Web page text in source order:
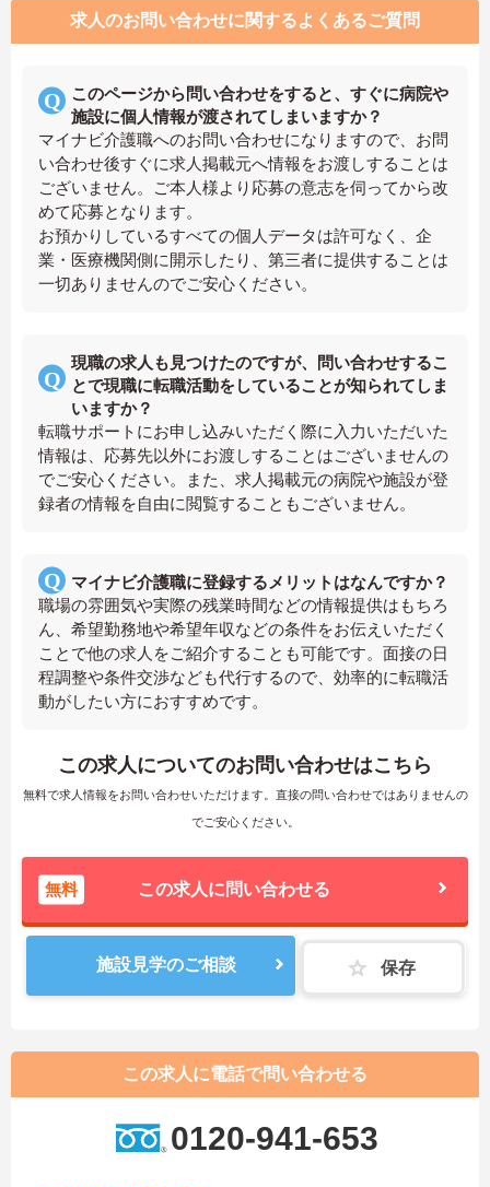
求人のお問い合わせに関するよくあるご質問
このページから問い合わせをすると、すぐに病院や
施設に個人情報が渡されてしまいますか？
マイナビ介護職へのお問い合わせになりますので、お問
い合わせ後すぐに求人掲載元へ情報をお渡しすることは
ございません。ご本人様より応募の意志を伺ってから改
めて応募となります。
お預かりしているすべての個人データは許可なく、企
業・医療機関側に開示したり、第三者に提供することは
一切ありませんのでご安心ください。
現職の求人も見つけたのですが、問い合わせするこ
とで現職に転職活動をしていることが知られてしま
いますか？
転職サポートにお申し込みいただく際に入力いただいた
情報は、応募先以外にお渡しすることはございませんの
でご安心ください。また、求人掲載元の病院や施設が登
録者の情報を自由に閲覧することもございません。
マイナビ介護職に登録するメリットはなんですか？
職場の雰囲気や実際の残業時間などの情報提供はもちろ
ん、希望勤務地や希望年収などの条件をお伝えいただく
ことで他の求人をご紹介することも可能です。面接の日
程調整や条件交渉なども代行するので、効率的に転職活
動がしたい方におすすめです。
この求人についてのお問い合わせはこちら
無料で求人情報をお問い合わせいただけます。直接の問い合わせではありませんの
でご安心ください。
無料 この求人に問い合わせる
施設見学のご相談 保存
この求人に電話で問い合わせる
0120-941-653